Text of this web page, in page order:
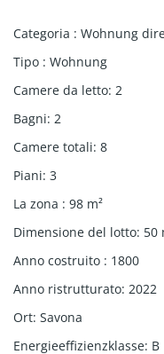
Categoria : Wohnung
Tipo : Wohnung
Camere da letto: 2
Bagni: 2
Camere totali: 8
Piani: 3
La zona : 98 m²
Dimensione del lotto: 50
Anno costruito : 1800
Anno ristrutturato: 2022
Ort: Savona
Energie­effizienz­klasse: B